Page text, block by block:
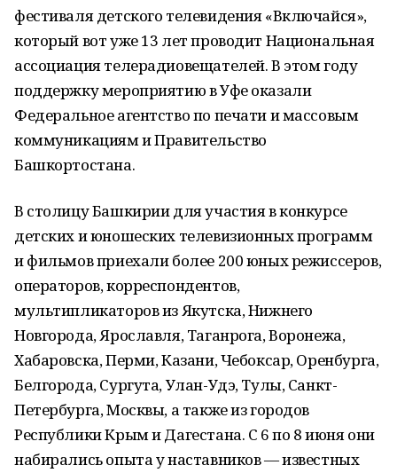
фестиваля детского телевидения «Включайся»,
который вот уже 13 лет проводит Национальная
ассоциация телерадиовещателей. В этом году
поддержку мероприятию в Уфе оказали
Федеральное агентство по печати и массовым
коммуникациям и Правительство
Башкортостана.
В столицу Башкирии для участия в конкурсе
детских и юношеских телевизионных программ
и фильмов приехали более 200 юных режиссеров,
операторов, корреспондентов,
мультипликаторов из Якутска, Нижнего
Новгорода, Ярославля, Таганрога, Воронежа,
Хабаровска, Перми, Казани, Чебоксар, Оренбурга,
Белгорода, Сургута, Улан-Удэ, Тулы, Санкт-
Петербурга, Москвы, а также из городов
Республики Крым и Дагестана. С 6 по 8 июня они
набирались опыта у наставников — известных